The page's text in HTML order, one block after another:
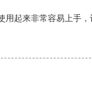
起来非常容易上手，